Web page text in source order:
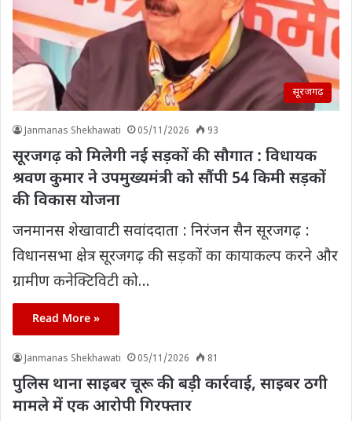
सूरजगढ़
Janmanas Shekhawati 05/11/2026 93
सूरजगढ़ को मिलेगी नई सड़कों की सौगात : विधायक
श्रवण कुमार ने उपमुख्यमंत्री को सौंपी 54 किमी सड़कों
की विकास योजना
जनमानस शेखावाटी सवांददाता : निरंजन सैन सूरजगढ़ :
विधानसभा क्षेत्र सूरजगढ़ की सड़कों का कायाकल्प करने और
ग्रामीण कनेक्टिविटी को…
Read More »
Janmanas Shekhawati 05/11/2026 81
पुलिस थाना साइबर चूरू की बड़ी कार्रवाई, साइबर ठगी
मामले में एक आरोपी गिरफ्तार